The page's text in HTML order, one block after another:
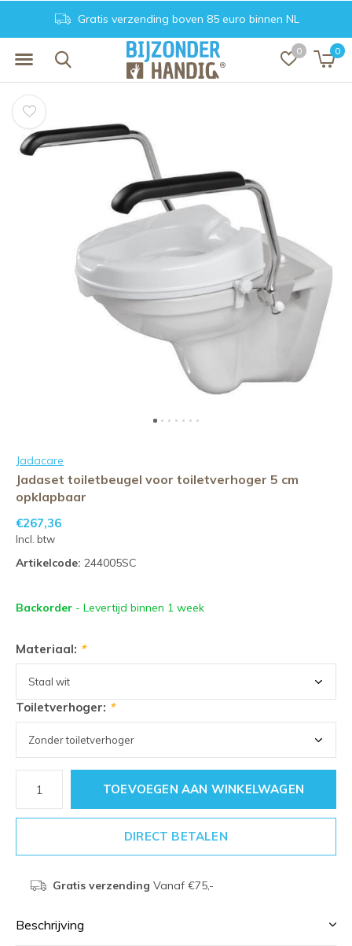
0 0
Gratis verzending boven 85 euro binnen NL
Jadacare
Jadaset toiletbeugel voor toiletverhoger 5 cm
opklapbaar
€267,36
Incl. btw
Artikelcode: 244005SC
Backorder - Levertijd binnen 1 week
Materiaal: *
Toiletverhoger: *
TOEVOEGEN AAN WINKELWAGEN
DIRECT BETALEN
Gratis verzending Vanaf €75,-
Beschrijving